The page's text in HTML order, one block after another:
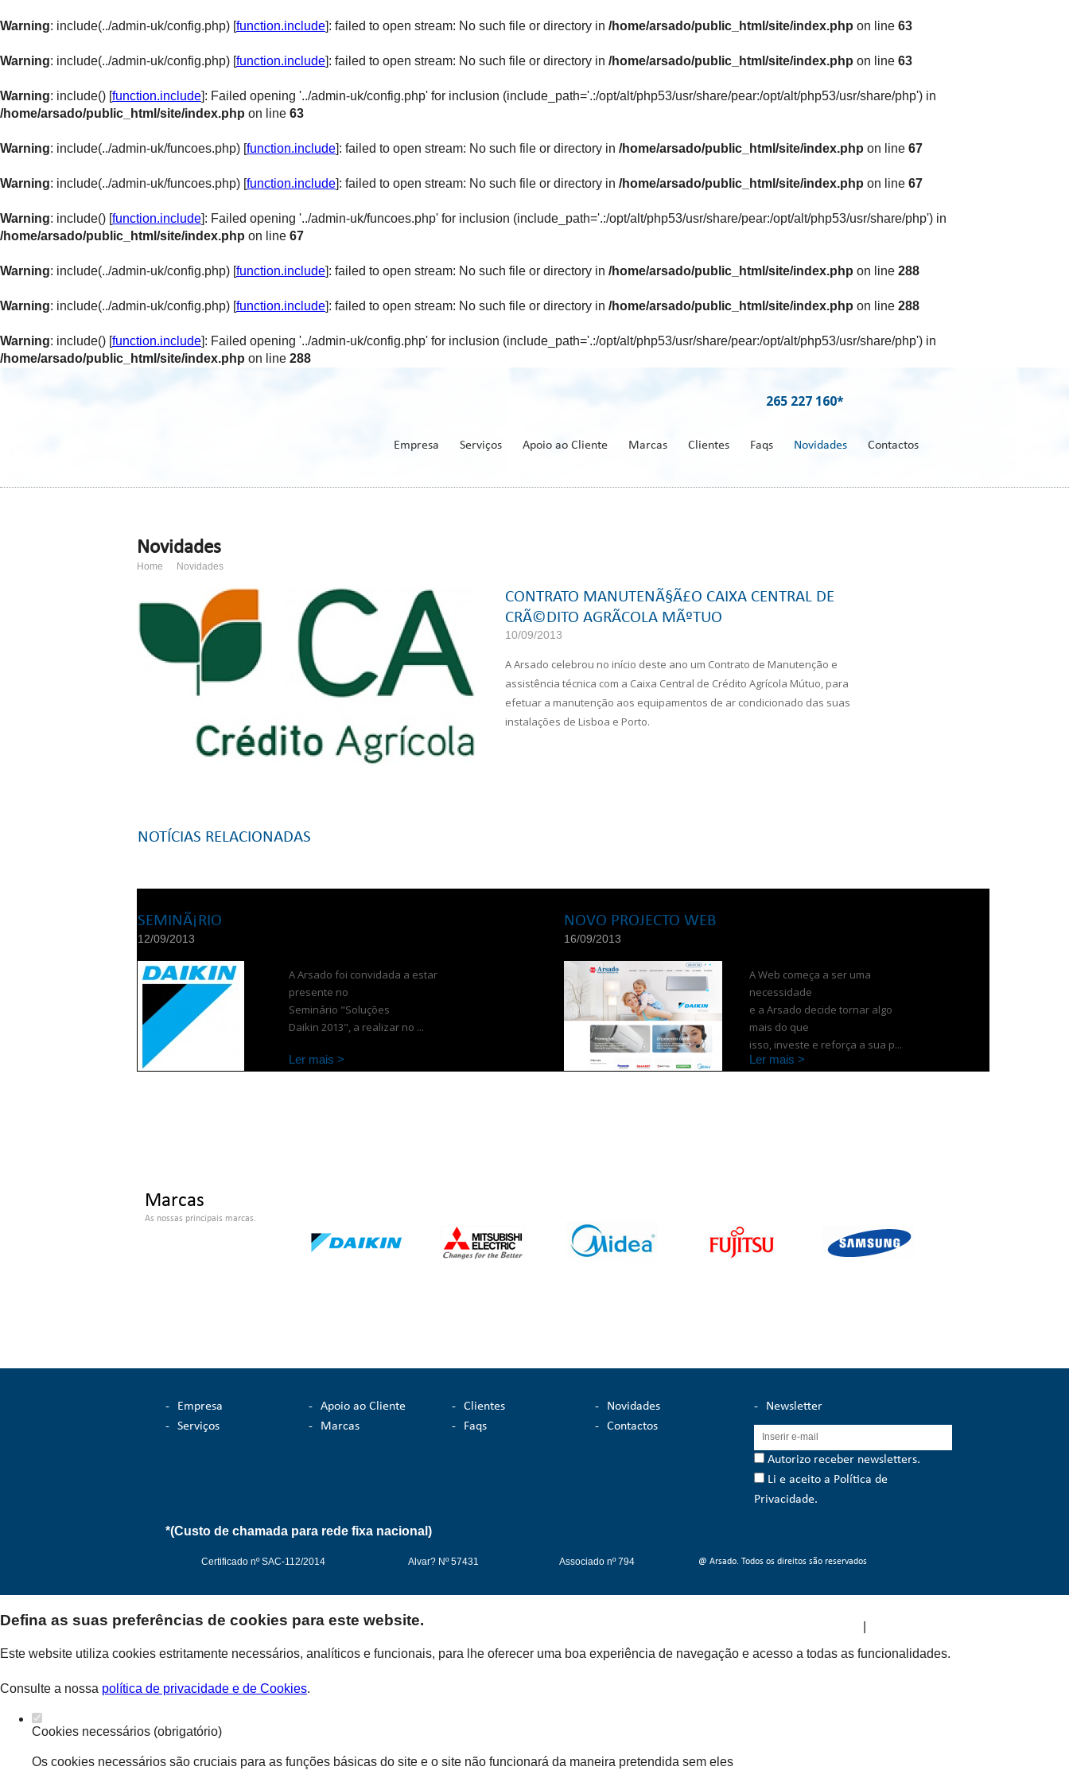
Warning: include(../admin-uk/config.php) [function.include]: failed to open stream: No such file or directory in /home/arsado/public_html/site/index.php on line 63
Warning: include(../admin-uk/config.php) [function.include]: failed to open stream: No such file or directory in /home/arsado/public_html/site/index.php on line 63
Warning: include() [function.include]: Failed opening '../admin-uk/config.php' for inclusion (include_path='.:/opt/alt/php53/usr/share/pear:/opt/alt/php53/usr/share/php') in
/home/arsado/public_html/site/index.php on line 63
Warning: include(../admin-uk/funcoes.php) [function.include]: failed to open stream: No such file or directory in /home/arsado/public_html/site/index.php on line 67
Warning: include(../admin-uk/funcoes.php) [function.include]: failed to open stream: No such file or directory in /home/arsado/public_html/site/index.php on line 67
Warning: include() [function.include]: Failed opening '../admin-uk/funcoes.php' for inclusion (include_path='.:/opt/alt/php53/usr/share/pear:/opt/alt/php53/usr/share/php') in
/home/arsado/public_html/site/index.php on line 67
Warning: include(../admin-uk/config.php) [function.include]: failed to open stream: No such file or directory in /home/arsado/public_html/site/index.php on line 288
Warning: include(../admin-uk/config.php) [function.include]: failed to open stream: No such file or directory in /home/arsado/public_html/site/index.php on line 288
Warning: include() [function.include]: Failed opening '../admin-uk/config.php' for inclusion (include_path='.:/opt/alt/php53/usr/share/pear:/opt/alt/php53/usr/share/php') in
/home/arsado/public_html/site/index.php on line 288
265 227 160*
Empresa Serviços Apoio ao Cliente Marcas Clientes Faqs Novidades Contactos
Novidades
Home Novidades
CONTRATO MANUTENÃ§Ã£O CAIXA CENTRAL DE
CRÃ©DITO AGRÃ­COLA MÃºTUO
10/09/2013
A Arsado celebrou no início deste ano um Contrato de Manutenção e
assistência técnica com a Caixa Central de Crédito Agrícola Mútuo, para
efetuar a manutenção aos equipamentos de ar condicionado das suas
instalações de Lisboa e Porto.
NOTÍCIAS RELACIONADAS
SEMINÃ¡RIO
12/09/2013
A Arsado foi convidada a estar
presente no
Seminário "Soluções
Daikin 2013", a realizar no ...
Ler mais >
NOVO PROJECTO WEB
16/09/2013
A Web começa a ser uma
necessidade
e a Arsado decide tornar algo
mais do que
isso, investe e reforça a sua p...
Ler mais >
Marcas
As nossas principais marcas.
-
Empresa
-
Serviços
-
Apoio ao Cliente
-
Marcas
-
Clientes
-
Faqs
-
Novidades
-
Contactos
- Newsletter
Autorizo receber newsletters.
Li e aceito a Política de
Privacidade.
*(Custo de chamada para rede fixa nacional)
Certificado nº SAC-112/2014 Alvar? Nº 57431 Associado nº 794 @ Arsado. Todos os direitos são reservados
Politica de Privacidade
Defina as suas preferências de cookies para este website.
Este website utiliza cookies estritamente necessários, analíticos e funcionais, para lhe oferecer uma boa experiência de navegação e acesso a todas as funcionalidades.
Consulte a nossa política de privacidade e de Cookies.
Cookies necessários (obrigatório)
Os cookies necessários são cruciais para as funções básicas do site e o site não funcionará da maneira pretendida sem eles